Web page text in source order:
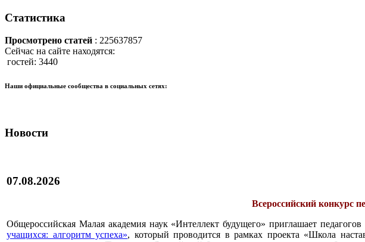
Статистика
Просмотрено статей : 225637857
Сейчас на сайте находятся:
гостей: 3440
Наши официальные сообщества в социальных сетях:
Новости
07.08.2026
Всероссийский конкурс
Общероссийская Малая академия наук «Интеллект будущего» приглашает педагогов
учащихся: алгоритм успеха», который проводится в рамках проекта «Школа